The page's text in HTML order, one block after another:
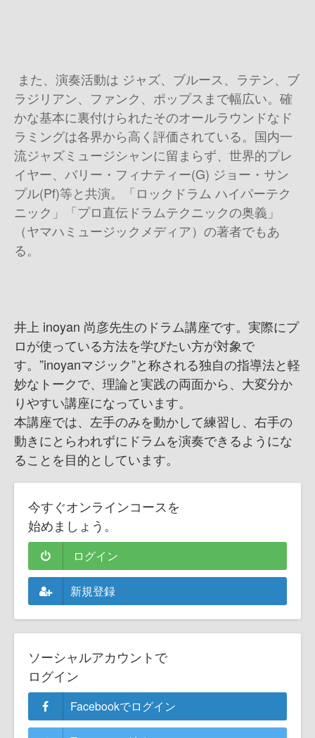
また、演奏活動は ジャズ、ブルース、ラテン、ブ
ラジリアン、ファンク、ポップスまで幅広い。確
かな基本に裏付けられたそのオールラウンドなド
ラミングは各界から高く評価されている。国内一
流ジャズミュージシャンに留まらず、世界的プレ
イヤー、バリー・フィナティー(G) ジョー・サン
プル(Pf)等と共演。「ロックドラム ハイパーテク
ニック」「プロ直伝ドラムテクニックの奥義」
（ヤマハミュージックメディア）の著者でもあ
る。
井上 inoyan 尚彦先生のドラム講座です。実際にプ
ロが使っている方法を学びたい方が対象で
す。”inoyanマジック”と称される独自の指導法と軽
妙なトークで、理論と実践の両面から、大変分か
りやすい講座になっています。
本講座では、左手のみを動かして練習し、右手の
動きにとらわれずにドラムを演奏できるようにな
ることを目的としています。
今すぐオンラインコースを
始めましょう。
ログイン
新規登録
ソーシャルアカウントで
ログイン
Facebookでログイン